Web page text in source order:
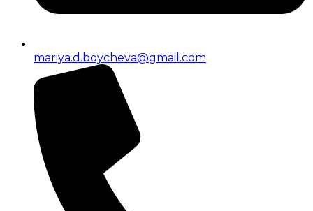
mariya.d.boycheva@gmail.com